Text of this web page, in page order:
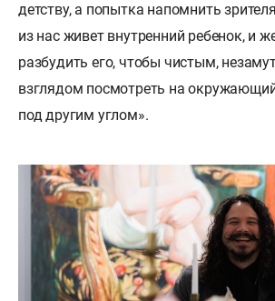
детству, а попытка напомнить
из нас живет внутренний ребенок, и
разбудить его, чтобы чистым,
взглядом посмотреть на
под другим углом».